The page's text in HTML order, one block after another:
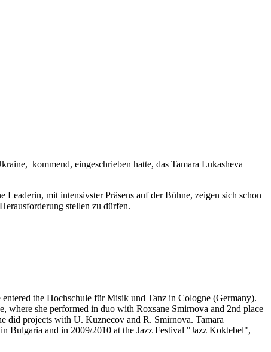
kommend, eingeschrieben hatte, das Tamara Lukasheva
mit intensivster Präsens auf der Bühne, zeigen sich schon
stellen zu dürfen.
the Hochschule für Misik und Tanz in Cologne (Germany).
she performed in duo with Roxsane Smirnova and 2nd place
did projects with U. Kuznecov and R. Smirnova. Tamara
Bulgaria and in 2009/2010 at the Jazz Festival "Jazz Koktebel",